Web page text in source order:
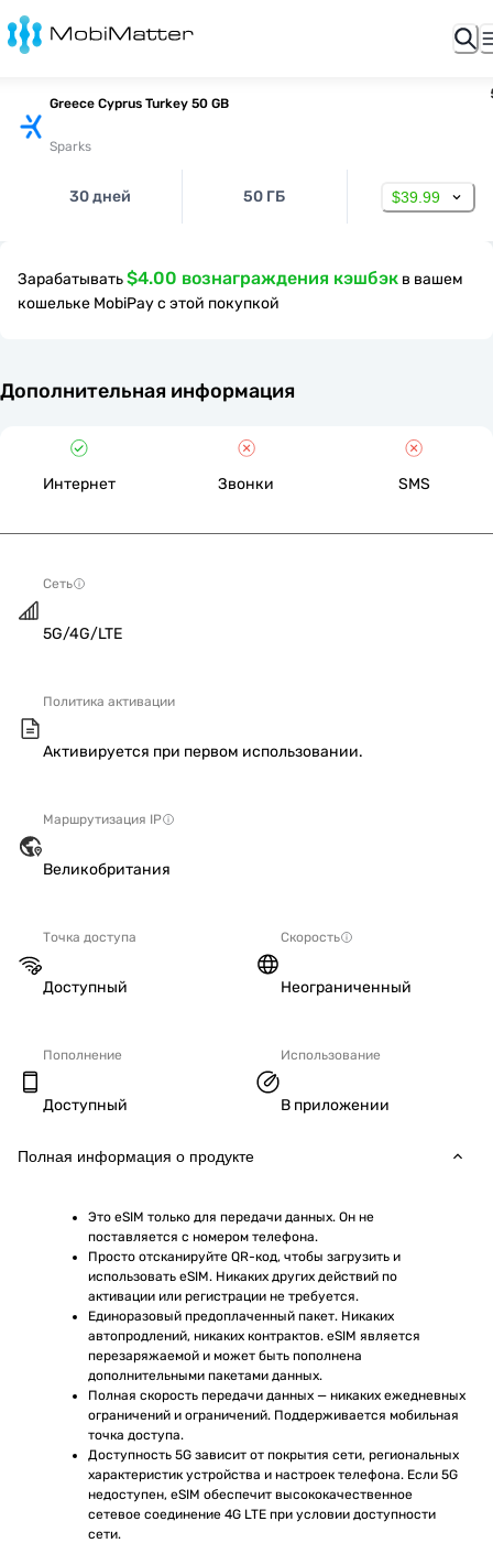
Greece Cyprus Turkey 50 GB
Sparks
30 дней 50 ГБ $39.99
Зарабатывать$4.00 вознаграждения кэшбэк в вашем
кошельке MobiPay с этой покупкой
Дополнительная информация
Интернет Звонки SMS
Сеть
5G/4G/LTE
Политика активации
Активируется при первом использовании.
Маршрутизация IP
Великобритания
Точка доступа
Доступный
Скорость
Неограниченный
Пополнение
Доступный
Использование
В приложении
Полная информация о продукте
Это eSIM только для передачи данных. Он не
поставляется с номером телефона.
Просто отсканируйте QR-код, чтобы загрузить и
использовать eSIM. Никаких других действий по
активации или регистрации не требуется.
Единоразовый предоплаченный пакет. Никаких
автопродлений, никаких контрактов. eSIM является
перезаряжаемой и может быть пополнена
дополнительными пакетами данных.
Полная скорость передачи данных — никаких ежедневных
ограничений и ограничений. Поддерживается мобильная
точка доступа.
Доступность 5G зависит от покрытия сети, региональных
характеристик устройства и настроек телефона. Если 5G
недоступен, eSIM обеспечит высококачественное
сетевое соединение 4G LTE при условии доступности
сети.